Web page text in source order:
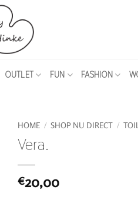
OUTLET FUN FASHION
HOME / SHOP NU DIRECT /
Vera.
€20,00